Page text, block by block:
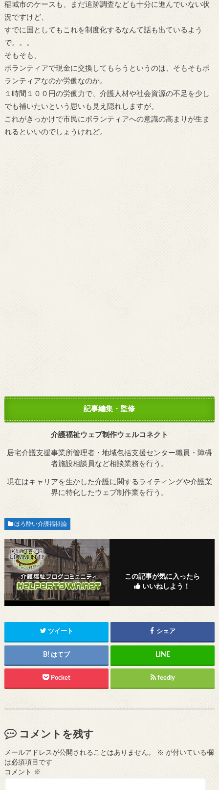
稲城市のケースも、まだ追跡調査なども十分に進んでいない状
況ですけど、
すでに国としてもこれを制度化するなんて話も出ているよう
で。。。
そもそも、
ボランティアで現金に交換してもらうというのは、そもそもボ
ランティアなのか労働なのか。
１時間１００円の労働力で、介護人材や社会資源の不足を少し
でも補いたいという思いも見え隠れしますが。
これがきっかけで市民にボランティアへの意識の高まりが生ま
れるといいのでしょうけれど。
記事編集・監修
介護福祉ウェブ制作ウェルコネクト
居宅介護支援事業所管理者・地域包括支援センター職員・障碍
者施設相談員など相談業務を行う。
現在はキャリアを生かした介護に関するライティングや介護業
界に特化したウェブ制作業を行う。
ほろ酔い介護福祉論
この記事が気に入ったら
いいねしよう！
ツイート シェア
はてブ
Pocket feedly
コメントを残す
メールアドレスが公開されることはありません。 ※ が付いている欄
は必須項目です
コメント
※